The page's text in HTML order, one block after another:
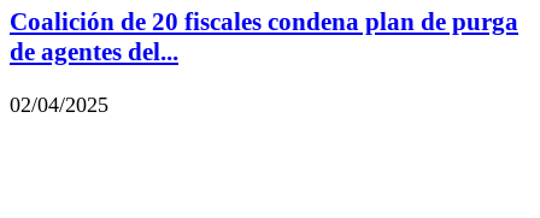
Coalición de 20 fiscales condena plan de purga
de agentes del...
02/04/2025